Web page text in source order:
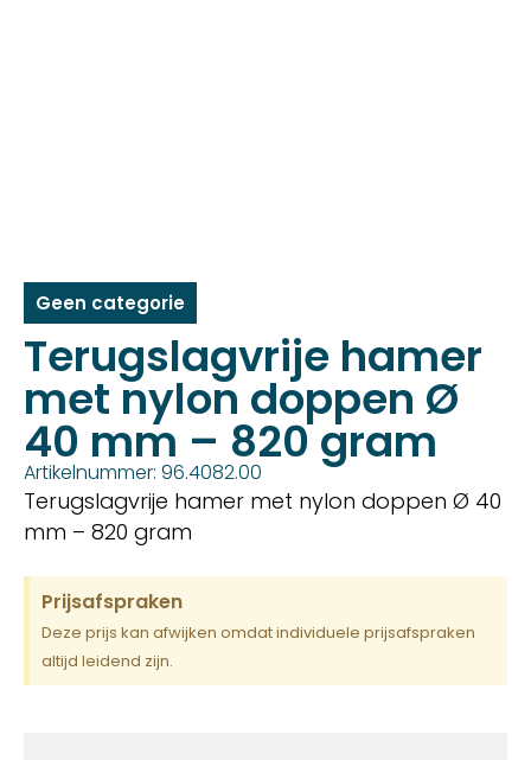
Geen categorie
Terugslagvrije hamer
met nylon doppen Ø
40 mm – 820 gram
Artikelnummer: 96.4082.00
Terugslagvrije hamer met nylon doppen Ø 40
mm – 820 gram
Prijsafspraken
Deze prijs kan afwijken omdat individuele prijsafspraken
altijd leidend zijn.